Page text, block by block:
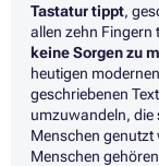
Tastatur tippt,
allen zehn Fingern
keine Sorgen zu
heutigen
geschriebenen
umzuwandeln, die
Menschen genutzt
Menschen